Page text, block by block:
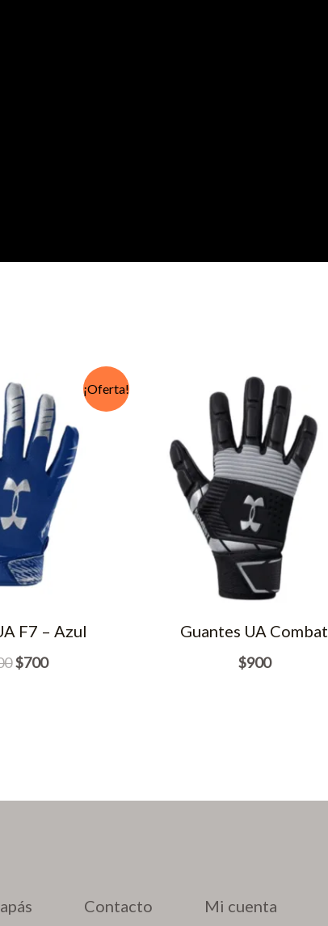
¡Oferta!
F7 – Azul
El
$700El
Guantes UA Combat
$900
Contacto Mi cuenta